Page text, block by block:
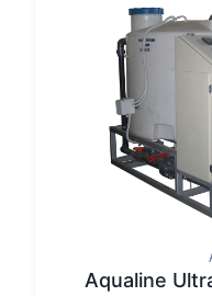
Aqualine